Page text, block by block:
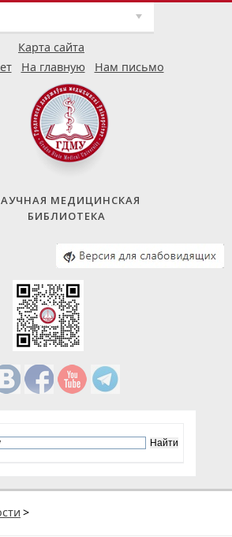
Карта сайта
На главную Нам письмо
МЕДИЦИНСКАЯ
БИБЛИОТЕКА
>